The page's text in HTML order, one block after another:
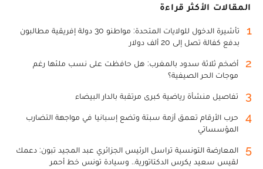
المقالات الأكثر قراءة
1
تأشيرة الدخول للولايات المتحدة: مواطنو 30 دولة إفريقية مطالبون
بدفع كفالة تصل إلى 20 ألف دولار
2
أضخم ثلاثة سدود بالمغرب: هل حافظت على نسب ملئها رغم
موجات الحر الصيفية؟
3 تفاصيل منشأة رياضية كبرى مرتقبة بالدار البيضاء
4
حرب الأرقام تعمق أزمة سبتة وتضع إسبانيا في مواجهة التضارب
المؤسساتي
5
المعارضة التونسية تراسل الرئيس الجزائري عبد المجيد تبون: دعمك
لقيس سعيد يكرس الدكتاتورية.. وسيادة تونس خط أحمر